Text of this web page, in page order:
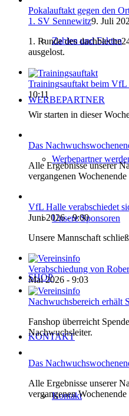
Zahlen und Fakten
WERBEPARTNER
Werbepartner
Unsere Sponsoren
SHOP
KONTAKT
Kontakt
Pokalauftakt gegen den
1. SV Sennewitz9. Juli
1. Runde des
ausgelost.
Trainingsauftakt beim VfL
10:11
Wir starten in dieser
Das
Alle Ergebnisse unserer
vergangenen
VfL Halle verabschiedet
Juni 2026 - 9:00
Unsere Mannschaft
Verabschiedung von
Mai 2026 - 9:03
Nachwuchsbereich erhält
Fanshop überreicht
Nachwuchsleiter.
Das
Alle Ergebnisse unserer
vergangenen